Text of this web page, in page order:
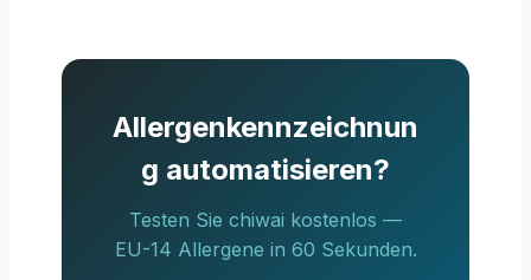
Allergenkennzeichnun
g automatisieren?
Testen Sie chiwai kostenlos —
EU-14 Allergene in 60 Sekunden.